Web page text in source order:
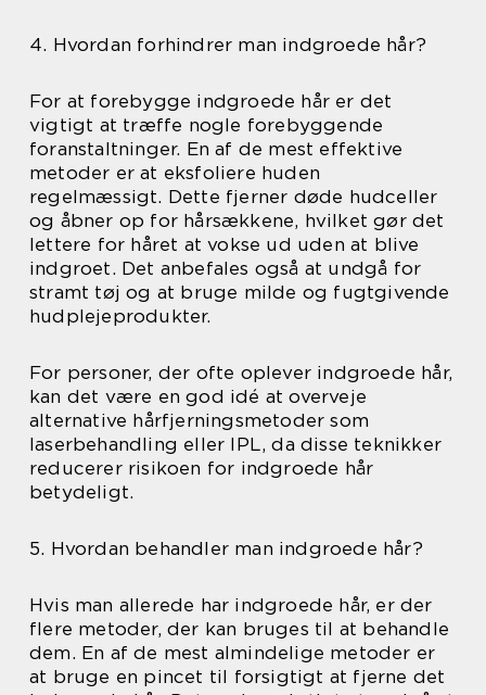
4. Hvordan forhindrer man indgroede hår?
For at forebygge indgroede hår er det
vigtigt at træffe nogle forebyggende
foranstaltninger. En af de mest effektive
metoder er at eksfoliere huden
regelmæssigt. Dette fjerner døde hudceller
og åbner op for hårsækkene, hvilket gør det
lettere for håret at vokse ud uden at blive
indgroet. Det anbefales også at undgå for
stramt tøj og at bruge milde og fugtgivende
hudplejeprodukter.
For personer, der ofte oplever indgroede hår,
kan det være en god idé at overveje
alternative hårfjerningsmetoder som
laserbehandling eller IPL, da disse teknikker
reducerer risikoen for indgroede hår
betydeligt.
5. Hvordan behandler man indgroede hår?
Hvis man allerede har indgroede hår, er der
flere metoder, der kan bruges til at behandle
dem. En af de mest almindelige metoder er
at bruge en pincet til forsigtigt at fjerne det